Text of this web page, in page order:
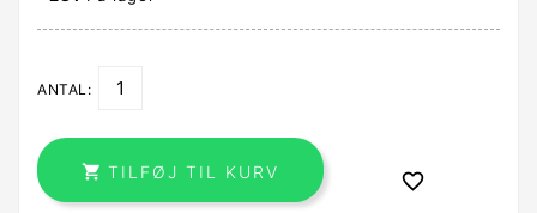
ANTAL:
 TILFØJ TIL KURV 